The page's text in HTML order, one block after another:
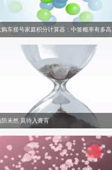
购车摇号家庭积分计算器：中签概率有多高
防未然 莫待入膏肓